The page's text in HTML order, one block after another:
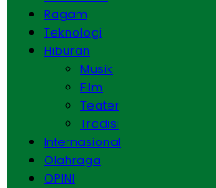
Ragam
Teknologi
Hiburan
Musik
Film
Teater
Tradisi
Internasional
Olahraga
OPINI